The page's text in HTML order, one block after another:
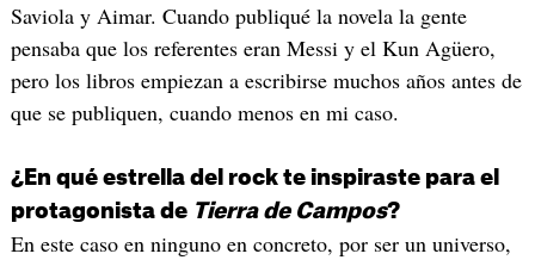
Saviola y Aimar. Cuando publiqué la novela la gente
pensaba que los referentes eran Messi y el Kun Agüero,
pero los libros empiezan a escribirse muchos años antes de
que se publiquen, cuando menos en mi caso.
¿En qué estrella del rock te inspiraste para el
protagonista de Tierra de Campos?
En este caso en ninguno en concreto, por ser un universo,